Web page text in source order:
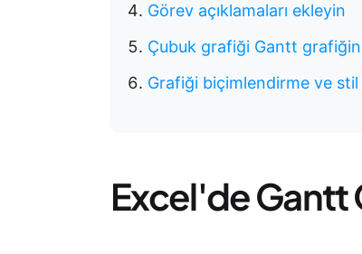
Görev açıklamaları ekleyin
Çubuk grafiği Gantt
Grafiği biçimlendirme ve
Excel'de Gantt